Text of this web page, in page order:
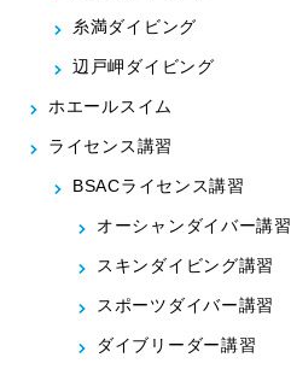
糸満ダイビング
辺戸岬ダイビング
ホエールスイム
ライセンス講習
BSACライセンス講習
オーシャンダイバー講習
スキンダイビング講習
スポーツダイバー講習
ダイブリーダー講習